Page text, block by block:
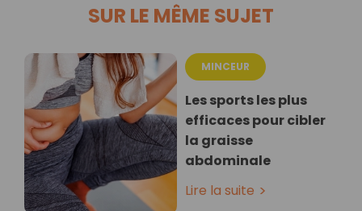
SUR LE MÊME SUJET
MINCEUR
Les sports les plus
efficaces pour cibler
la graisse
abdominale
Lire la suite